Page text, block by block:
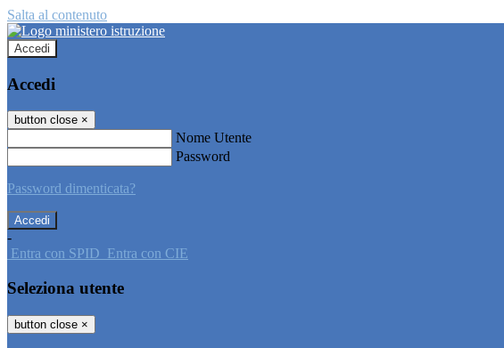
Salta al contenuto
Accedi
Accedi
button close ×
Nome Utente
Password
Password dimenticata?
-
Entra con SPID Entra con CIE
Seleziona utente
button close ×